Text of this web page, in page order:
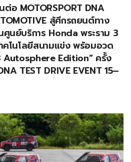
ต่อ MOTORSPORT DNA
สู้ศึกรถยนต์ทาง
ศูนย์บริการ Honda พระราม 3
โนโลยีสนามแข่ง พร้อมอวด
Autosphere Edition” ครั้ง
TEST DRIVE EVENT 15–